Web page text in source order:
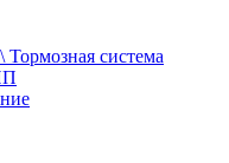
Тормозная система